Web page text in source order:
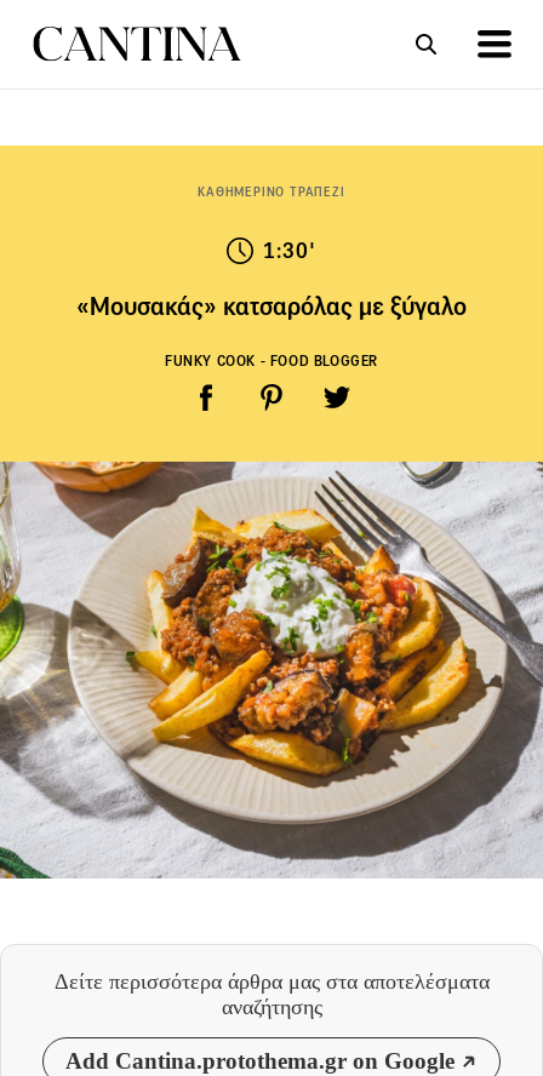
ΚΑΘΗΜΕΡΙΝΟ ΤΡΑΠΕΖΙ
1:30'
«Μουσακάς» κατσαρόλας με ξύγαλο
FUNKY COOK - FOOD BLOGGER
Δείτε περισσότερα άρθρα μας στα αποτελέσματα
αναζήτησης
Add Cantina.protothema.gr on Google